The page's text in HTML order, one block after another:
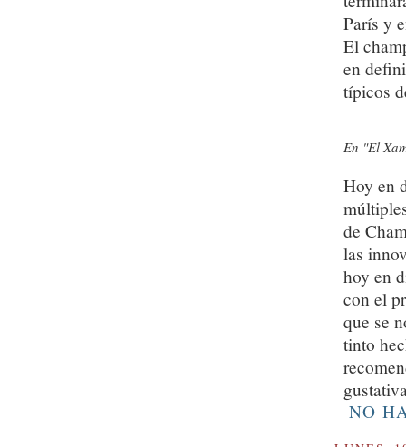
París y
El
en
típicos
En "El
Hoy en
de
las
hoy en
con el
que se
tinto
NO